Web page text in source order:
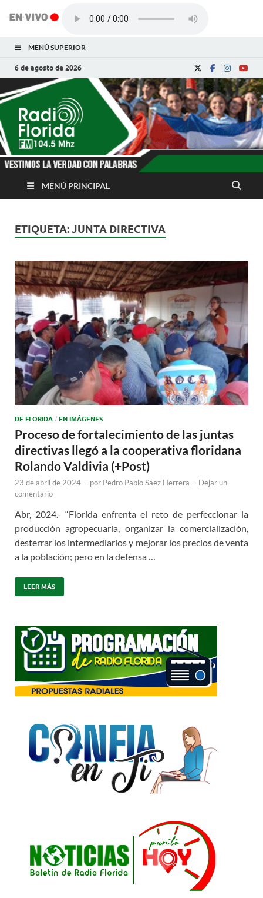
MENÚ SUPERIOR
6 de agosto de 2026
Radio Florida de
Cuba
Noticias y Actualidades de Florida, Camagüey,
MENÚ PRINCIPAL
ETIQUETA:JUNTA DIRECTIVA
DE FLORIDA / EN IMÁGENES
Proceso de fortalecimiento de las juntas
directivas llegó a la cooperativa floridana
Rolando Valdivia (+Post)
23 de abril de 2024 - por Pedro Pablo Sáez Herrera - Dejar un
comentario
Abr, 2024.- “Florida enfrenta el reto de perfeccionar la
producción agropecuaria, organizar la comercialización,
desterrar los intermediarios y mejorar los precios de venta
a la población; pero en la defensa …
LEER MÁS